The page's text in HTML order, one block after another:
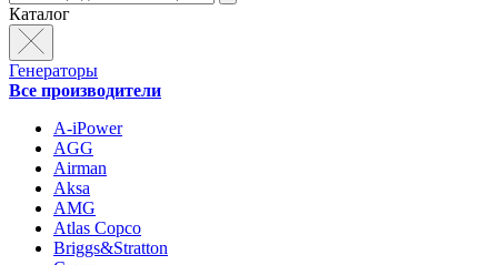
Каталог
Генераторы
Все производители
A-iPower
AGG
Airman
Aksa
AMG
Atlas Copco
Briggs&Stratton